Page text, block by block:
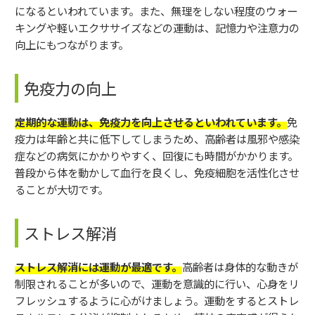
になるといわれています。また、無理をしない程度のウォー
キングや軽いエクササイズなどの運動は、記憶力や注意力の
向上にもつながります。
免疫力の向上
定期的な運動は、免疫力を向上させるといわれています。免
疫力は年齢と共に低下してしまうため、高齢者は風邪や感染
症などの病気にかかりやすく、回復にも時間がかかります。
普段から体を動かして血行を良くし、免疫細胞を活性化させ
ることが大切です。
ストレス解消
ストレス解消には運動が最適です。高齢者は身体的な動きが
制限されることが多いので、運動を意識的に行い、心身をリ
フレッシュするように心がけましょう。運動をするとストレ